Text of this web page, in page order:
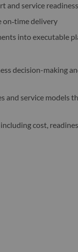
and service
on‑time delivery
into executable
decision-making
and service models
cost,